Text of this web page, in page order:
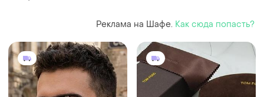
Реклама на Шафе. Как сюда попасть?